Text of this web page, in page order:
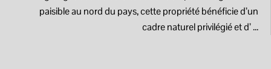
paisible au nord du pays, cette propriété bénéficie d’un
cadre naturel privilégié et d’ ...